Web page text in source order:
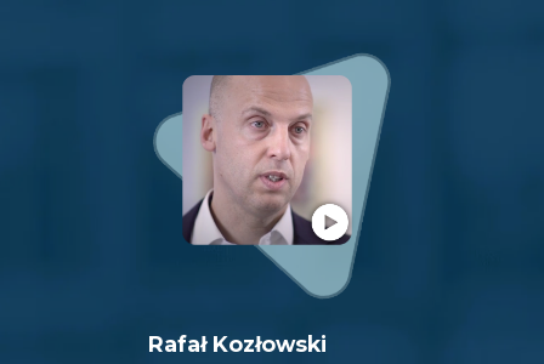
Rafał Kozłowski